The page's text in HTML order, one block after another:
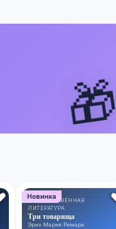
🎁
Новинка
ХУДОЖЕСТВЕННАЯ
ЛИТЕРАТУРА
Три товарища
Эрих Мария Ремарк